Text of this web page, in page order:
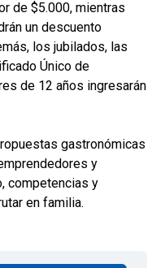
de $5.000, mientras
un descuento
los jubilados, las
Único de
de 12 años ingresarán
gastronómicas
y
competencias y
en familia.